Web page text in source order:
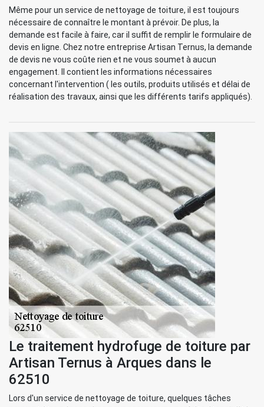
Même pour un service de nettoyage de toiture, il est toujours
nécessaire de connaître le montant à prévoir. De plus, la
demande est facile à faire, car il suffit de remplir le formulaire de
devis en ligne. Chez notre entreprise Artisan Ternus, la demande
de devis ne vous coûte rien et ne vous soumet à aucun
engagement. Il contient les informations nécessaires
concernant l'intervention ( les outils, produits utilisés et délai de
réalisation des travaux, ainsi que les différents tarifs appliqués).
Le traitement hydrofuge de toiture par
Artisan Ternus à Arques dans le
62510
Lors d'un service de nettoyage de toiture, quelques tâches